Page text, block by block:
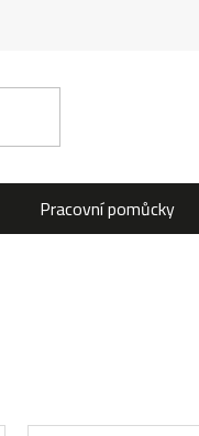
Pracovní pomůcky